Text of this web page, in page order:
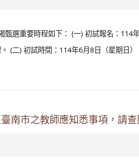
選重要時程如下： (一) 初試報名：114
(二) 初試時間：114年6月8日（星期日）
南市之教師應知悉事項，請查